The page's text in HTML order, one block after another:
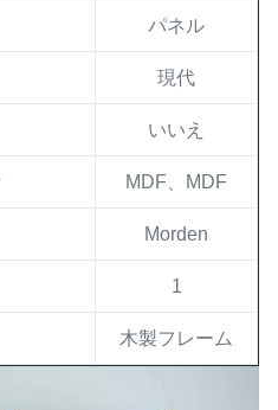
パネル
現代
いいえ
MDF、MDF
Morden
1
木製フレーム